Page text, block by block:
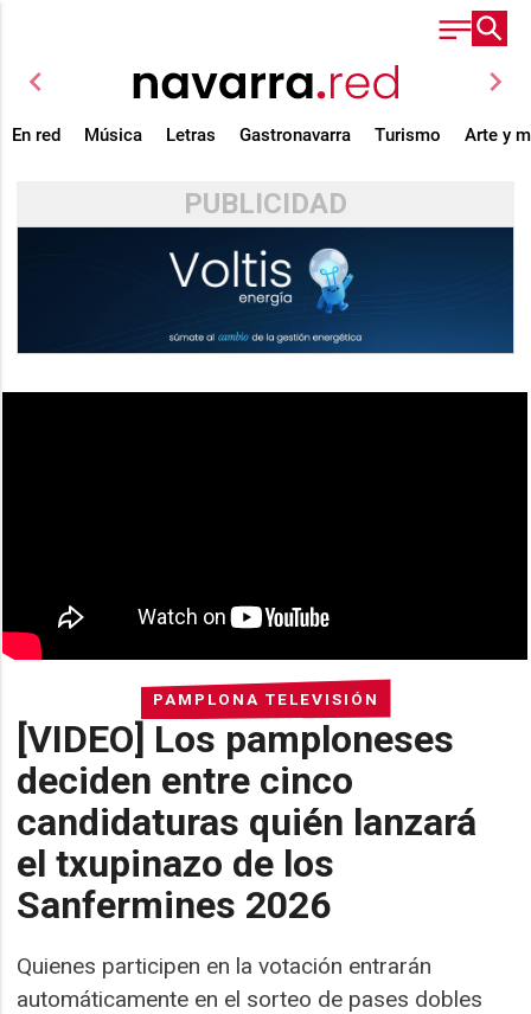
chevron_left chevron_right
En red Música Letras Gastronavarra Turismo Arte y
PUBLICIDAD
PAMPLONA TELEVISIÓN
[VIDEO] Los pamploneses
deciden entre cinco
candidaturas quién lanzará
el txupinazo de los
Sanfermines 2026
Quienes participen en la votación entrarán
automáticamente en el sorteo de pases dobles